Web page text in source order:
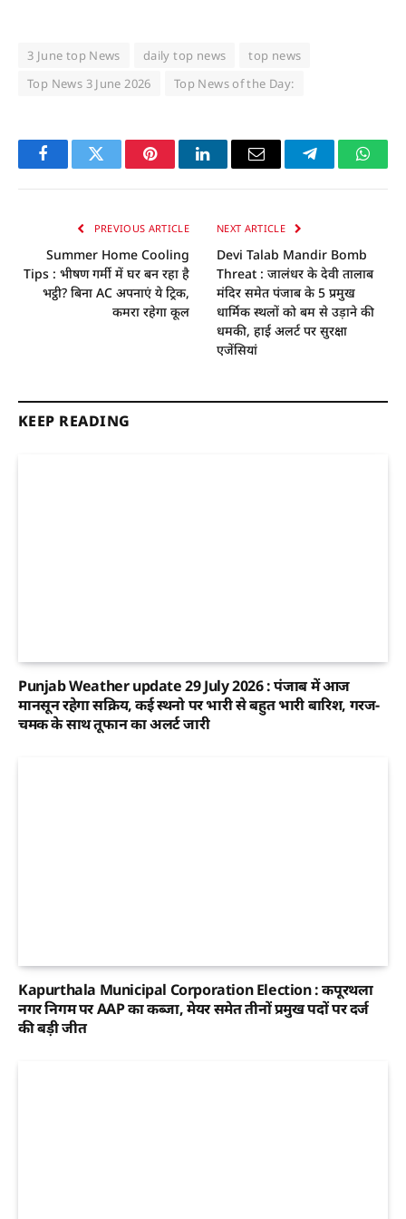
3 June top News daily top news
top news
Top News 3 June 2026
Top News of the Day:
FacebookTwitter PinterestLinkedInEmail Telegram
PREVIOUS ARTICLE
Summer Home Cooling
Tips : भीषण गर्मी में घर बन रहा है
भट्ठी? बिना AC अपनाएं ये ट्रिक,
कमरा रहेगा कूल
NEXT ARTICLE
Devi Talab Mandir Bomb
Threat : जालंधर के देवी तालाब
मंदिर समेत पंजाब के 5 प्रमुख
धार्मिक स्थलों को बम से उड़ाने की
धमकी, हाई अलर्ट पर सुरक्षा
एजेंसियां
KEEP READING
Punjab Weather update 29 July 2026 : पंजाब में आज
मानसून रहेगा सक्रिय, कई स्थनो पर भारी से बहुत भारी बारिश, गरज-
चमक के साथ तूफान का अलर्ट जारी
Kapurthala Municipal Corporation Election : कपूरथला
नगर निगम पर AAP का कब्जा, मेयर समेत तीनों प्रमुख पदों पर दर्ज
की बड़ी जीत